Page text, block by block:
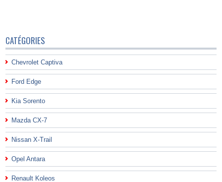
CATÉGORIES
Chevrolet Captiva
Ford Edge
Kia Sorento
Mazda CX-7
Nissan X-Trail
Opel Antara
Renault Koleos